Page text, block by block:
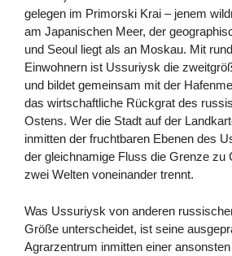
gelegen im Primorski Krai – jenem
am Japanischen Meer, der
und Seoul liegt als an Moskau. Mit
Einwohnern ist Ussuriysk die
und bildet gemeinsam mit der
das wirtschaftliche Rückgrat des
Ostens. Wer die Stadt auf der
inmitten der fruchtbaren Ebenen des
der gleichnamige Fluss die Grenze zu
zwei Welten voneinander trennt.
Was Ussuriysk von anderen
Größe unterscheidet, ist seine
Agrarzentrum inmitten einer